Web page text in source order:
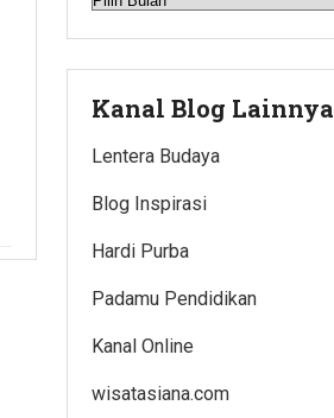
Kanal Blog Lainnya
Lentera Budaya
Blog Inspirasi
Hardi Purba
Padamu Pendidikan
Kanal Online
wisatasiana.com